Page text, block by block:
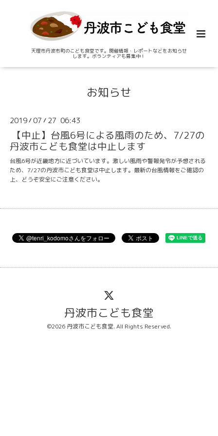
天理市丹波市町のこども食堂です。開催情報・レポートなどをお知らせ
します。ボランティアも募集中！
お知らせ
2019/07 / 27 06:43
【中止】台風6号による風雨のため、7/27の
丹波市こども食堂は中止します
台風6号が近畿地方に近づいています。激しい風雨や警報発令が予想される
ため、7/27の丹波市こども食堂は中止します。最新の台風情報をご確認の
上、どうぞ安全にご注意ください。
丹波市こども食堂
©2026 丹波市こども食堂. All Rights Reserved.